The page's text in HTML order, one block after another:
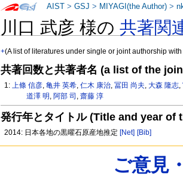
川口 武彦 様の共著関
+(A list of literatures under single or joint authorship
共著回数と共著者名 (a list of the
1:上條 信彦,亀井 英希,仁木 康治,冨田 尚夫,大森 隆志,
道澤 明 , 阿部 司 , 齋藤 淳
発行年とタイトル (Title and year of
2014: 日本各地の黒曜石原産地推定 [Net] [Bib]
AIST >GSJ > MIYAGI(the Author) >
ご意見